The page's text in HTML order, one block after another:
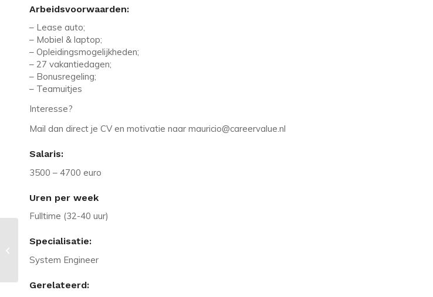
Arbeidsvoorwaarden:
– Lease auto;
– Mobiel & laptop;
– Opleidingsmogelijkheden;
– 27 vakantiedagen;
– Bonusregeling;
– Teamuitjes
Interesse?
Mail dan direct je CV en motivatie naar mauricio@careervalue.nl
Salaris:
3500 – 4700 euro
Uren per week
Fulltime (32-40 uur)
Specialisatie:
System Engineer
Gerelateerd:
Vacature in Venlo: Technisch
Inkoper – € 6000 + goede VW!